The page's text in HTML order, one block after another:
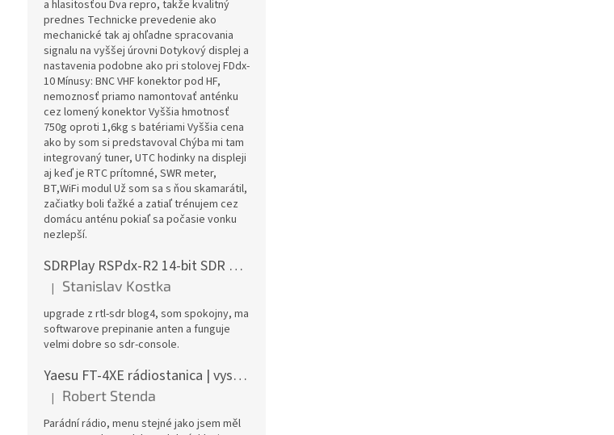
a hlasitosťou Dva repro, takže kvalitný
prednes Technicke prevedenie ako
mechanické tak aj ohľadne spracovania
signalu na vyššej úrovni Dotykový displej a
nastavenia podobne ako pri stolovej FDdx-
10 Mínusy: BNC VHF konektor pod HF,
nemoznosť priamo namontovať anténku
cez lomený konektor Vyššia hmotnosť
750g oproti 1,6kg s batériami Vyššia cena
ako by som si predstavoval Chýba mi tam
integrovaný tuner, UTC hodinky na displeji
aj keď je RTC prítomné, SWR meter,
BT,WiFi modul Už som sa s ňou skamarátil,
začiatky boli ťažké a zatiaľ trénujem cez
domácu anténu pokiaľ sa počasie vonku
nezlepší.
SDRPlay RSPdx-R2 14-bit SDR prijímač 1kHz-2GHz
Hodnotenie produktu je 5 z 5 hviezdičiek.
| Stanislav Kostka
upgrade z rtl-sdr blog4, som spokojny, ma
softwarove prepinanie anten a funguje
velmi dobre so sdr-console.
Yaesu FT-4XE rádiostanica | vysielačka
Hodnotenie produktu je 5 z 5 hviezdičiek.
| Robert Stenda
Parádní rádio, menu stejné jako jsem měl